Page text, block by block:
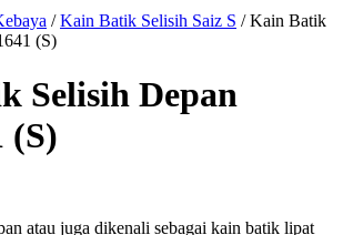
/Kain Batik Selisih Saiz S /Kain Batik
(S)
Selisih Depan
(S)
atau juga dikenali sebagai kain batik lipat